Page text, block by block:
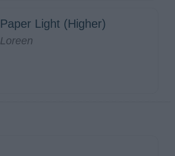
Paper Light (Higher)
Loreen